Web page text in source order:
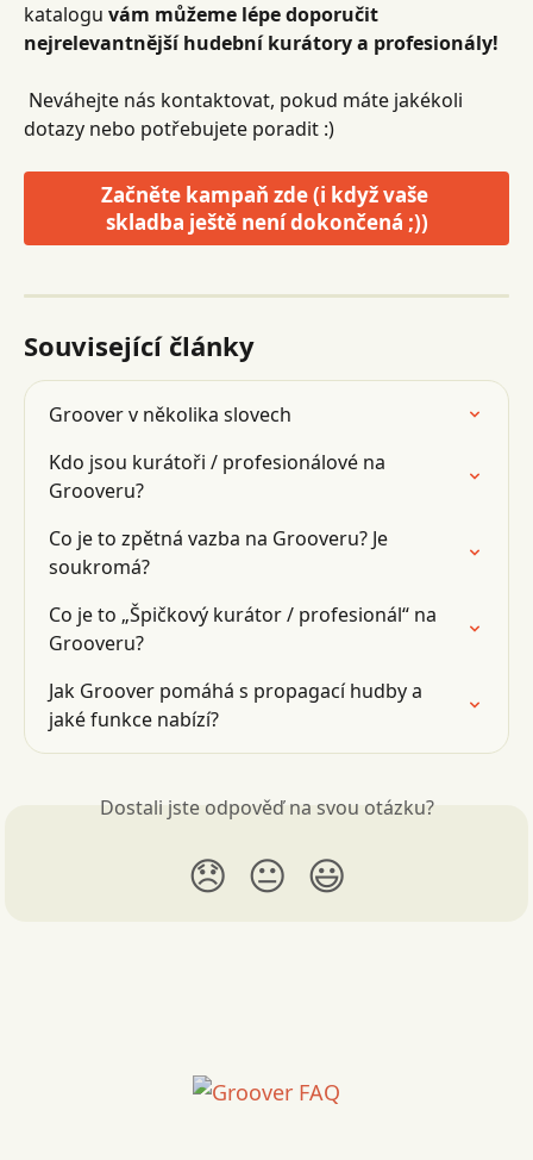
katalogu vám můžeme lépe doporučit
nejrelevantnější hudební kurátory a profesionály!
dotazy nebo potřebujete poradit :)
Začněte kampaň zde (i když vaše
skladba ještě není dokončená ;))
Související články
Groover v několika slovech
Kdo jsou kurátoři / profesionálové na
Grooveru?
Co je to zpětná vazba na Grooveru? Je
soukromá?
Co je to „Špičkový kurátor / profesionál“ na
Grooveru?
Jak Groover pomáhá s propagací hudby a
jaké funkce nabízí?
Dostali jste odpověď na svou otázku?
😞 😐 😃